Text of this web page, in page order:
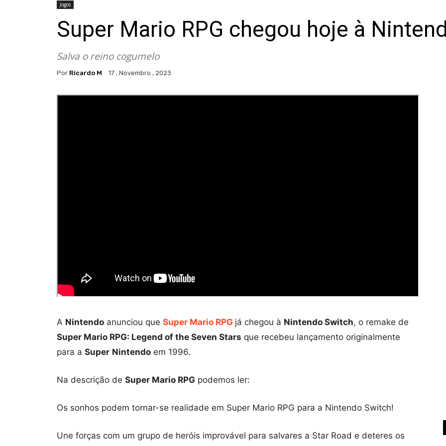
Jogos
Super Mario RPG chegou hoje à
Salva o reino cogumelo
Por Ricardo M 17 , Novembro , 2023
A Nintendo anunciou que Super Mario RPG já chegou à Nintendo Switch, o remake de
Super Mario RPG: Legend of the Seven Stars que recebeu lançamento originalmente
para a Super Nintendo em 1996.
Na descrição de Super Mario RPG podemos ler:
Os sonhos podem tornar-se realidade em Super Mario RPG para a Nintendo Switch!
Une forças com um grupo de heróis improvável para salvares a Star Road e deteres os